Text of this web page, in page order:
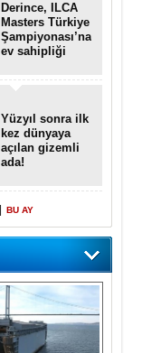
Derince, ILCA
Masters Türkiye
Şampiyonası’na
ev sahipliği
Yüzyıl sonra ilk
kez dünyaya
açılan gizemli
ada!
BU AY